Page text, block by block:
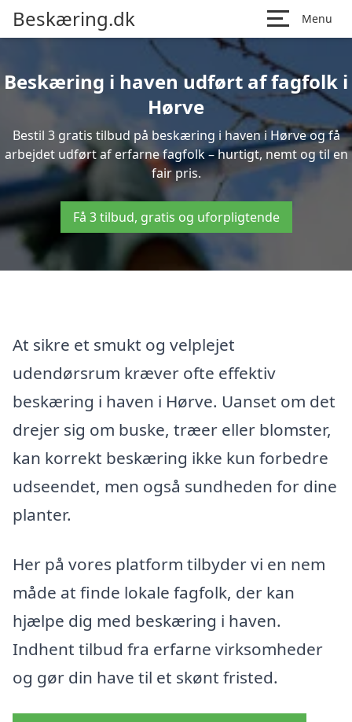
Beskæring.dk Menu
Beskæring i haven udført af fagfolk i
Hørve
Bestil 3 gratis tilbud på beskæring i haven i Hørve og få
arbejdet udført af erfarne fagfolk – hurtigt, nemt og til en
fair pris.
Få 3 tilbud, gratis og uforpligtende
At sikre et smukt og velplejet
udendørsrum kræver ofte effektiv
beskæring i haven i Hørve. Uanset om det
drejer sig om buske, træer eller blomster,
kan korrekt beskæring ikke kun forbedre
udseendet, men også sundheden for dine
planter.
Her på vores platform tilbyder vi en nem
måde at finde lokale fagfolk, der kan
hjælpe dig med beskæring i haven.
Indhent tilbud fra erfarne virksomheder
og gør din have til et skønt fristed.